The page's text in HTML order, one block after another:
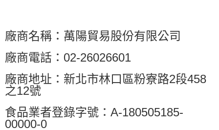
廠商名稱：萬陽貿易股份有限公司
廠商電話：02-26026601
廠商地址：新北市林口區粉寮路2段458
之12號
食品業者登錄字號：A-180505185-
00000-0